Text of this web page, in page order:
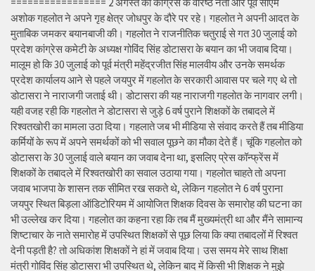
अशोक गहलोत ने अपने गृह क्षेत्र जोधपुर के दौरे पर रहे। गहलोत ने अपनी आदत के
मुताबिक जमकर बयानबाजी की। गहलोत ने राजनीतिक चतुराई से गत 30 जुलाई को
प्रदेश कांग्रेस कमेटी के अध्यक्ष गोविंद सिंह डोटासरा के बयान का भी जवाब दिया।
मालूम हो कि 30 जुलाई को पूर्व मंत्री महेंद्रजीत सिंह मालवीय और उनके समर्थक
प्रदेश कार्यालय आने से पहले जयपुर में गहलोत के सरकारी आवास पर चले गए थे तो
डोटासरा ने नाराजगी जताई थी। डोटासरा की यह नाराजगी गहलोत के नागवार लगी।
यही वजह रही कि गहलोत ने डोटासरा से जुड़े 6 वर्ष पुराने शिक्षकों के तबादले में
रिश्वतखोरी का मामला उठा दिया। गहलाते जब भी मीडिया से संवाद करते हैं तब मीडिया
कर्मियों के रूप में अपने समर्थकों को भी सवाल पूछने का मौका देते हैं। चूंकि गहलोत को
डोटासरा के 30 जुलाई वाले बयान का जवाब देना था, इसलिए प्रेस कॉन्फ्रेंस में
शिक्षकों के तबादले में रिश्वतखोरी का सवाल उठाया गया। गहलोत चाहते तो अपना
जवाब भाजपा के शासन तक सीमित रख सकते थे, लेकिन गहलोत ने 6 वर्ष पुराना
जयपुर स्थित बिड़ला ऑडिटोरियम में आयोजित शिक्षक दिवस के समारोह की घटना का
भी उल्लेख कर दिया। गहलोत का कहना रहा कि तब मैं मुख्यमंत्री था और मैंने सामान्य
शिष्टाचार के नाते समारोह में उपस्थित शिक्षकों से पूछ लिया कि क्या तबादलों में रिश्वत
देनी पड़ती है? तो अधिकांश शिक्षकों ने हां में जवाब दिया। उस समय मेरे साथ शिक्षा
मंत्री गोविंद सिंह डोटासरा भी उपस्थित थे, लेकिन बाद में किसी भी शिक्षक ने मुझे